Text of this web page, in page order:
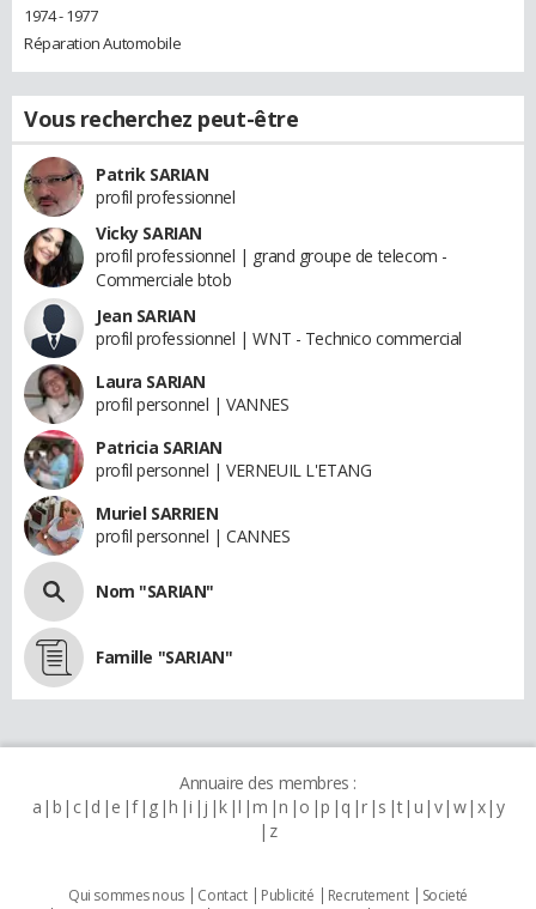
1974 - 1977
Réparation Automobile
Vous recherchez peut-être
Patrik SARIAN
profil professionnel
Vicky SARIAN
profil professionnel | grand groupe de telecom -
Commerciale btob
Jean SARIAN
profil professionnel | WNT - Technico commercial
Laura SARIAN
profil personnel | VANNES
Patricia SARIAN
profil personnel | VERNEUIL L'ETANG
Muriel SARRIEN
profil personnel | CANNES
Nom "SARIAN"
Famille "SARIAN"
Annuaire des membres :
a b c d e f g h i j k l m n o p q r s t u v w x y
z
Qui sommes nous Contact Publicité Recrutement
Societé